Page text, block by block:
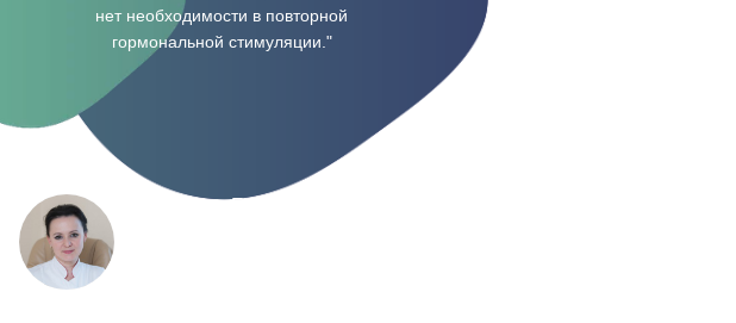
нет необходимости в повторной
гормональной стимуляции."
Пампутис Екатерина